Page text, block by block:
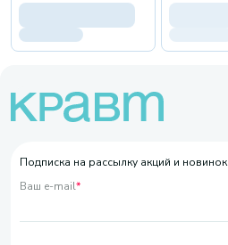
Подписка на рассылку акций и новинок
Ваш e-mail*